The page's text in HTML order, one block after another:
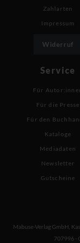
Zahlarten
Impressum
Widerruf
Service
Für
Für die Presse
Für den
Kataloge
Mediadaten
Newsletter
Gutscheine
Mabuse-Verlag GmbH,
707996 -